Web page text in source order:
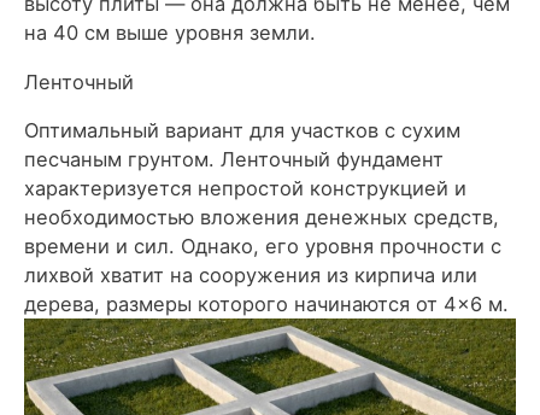
на 40 см выше уровня земли.
Ленточный
Оптимальный вариант для участков с сухим
песчаным грунтом. Ленточный фундамент
характеризуется непростой конструкцией и
необходимостью вложения денежных средств,
времени и сил. Однако, его уровня прочности с
лихвой хватит на сооружения из кирпича или
дерева, размеры которого начинаются от 4×6 м.